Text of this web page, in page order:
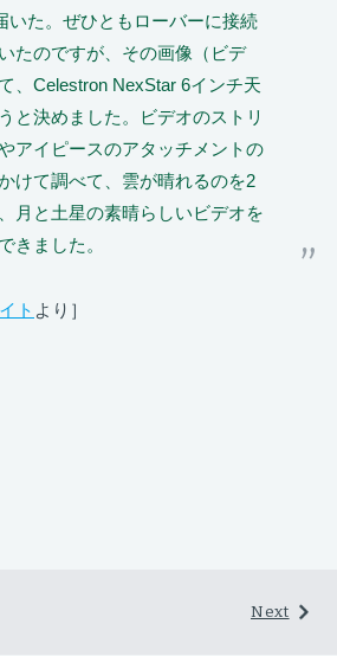
いた。ぜひともローバーに接続
たのですが、その画像（ビデ
、Celestron NexStar 6インチ天
と決めました。ビデオのストリ
アイピースのアタッチメントの
けて調べて、雲が晴れるのを2
月と土星の素晴らしいビデオを
きました。
ト より］
Next